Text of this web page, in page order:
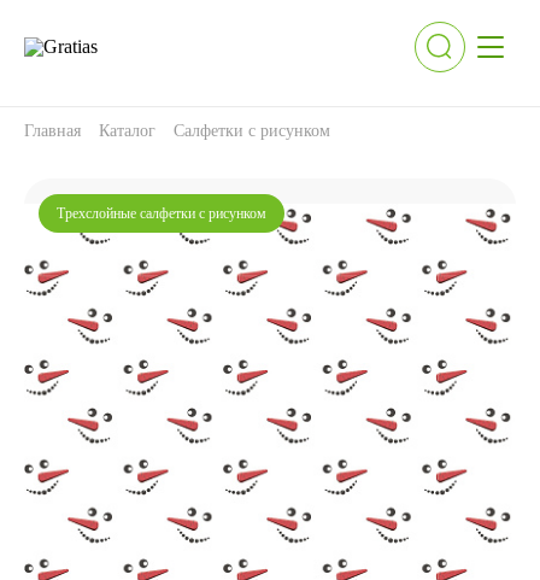
Главная Каталог Салфетки с рисунком
Трехслойные салфетки с рисунком